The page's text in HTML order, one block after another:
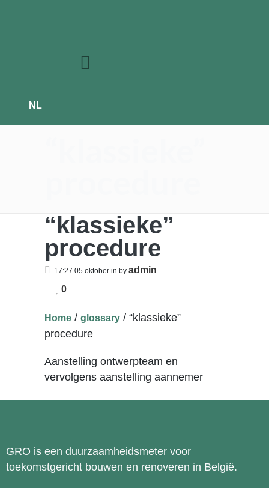
NL
“klassieke”
procedure
17:27 05 oktober in by admin
0
Home / glossary / “klassieke”
procedure
Aanstelling ontwerpteam en
vervolgens aanstelling aannemer
GRO is een duurzaamheidsmeter voor
toekomstgericht bouwen en renoveren in België.